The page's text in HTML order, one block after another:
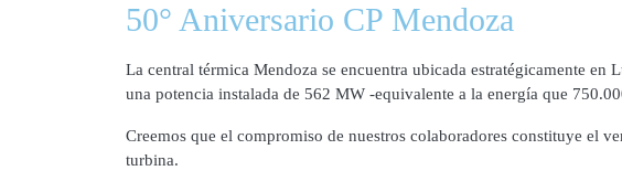
50° Aniversario CP Mendoza
La central térmica Mendoza se encuentra ubicada estratégicamente en
una potencia instalada de 562 MW -equivalente a la energía que
Creemos que el compromiso de nuestros colaboradores constituye el
turbina.